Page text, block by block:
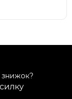
знижок?